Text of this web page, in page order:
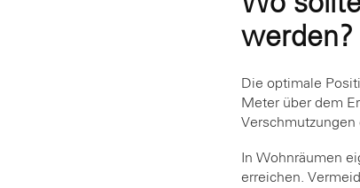
werden?
Die optimale
Meter über dem
In Wohnräumen
erreichen.